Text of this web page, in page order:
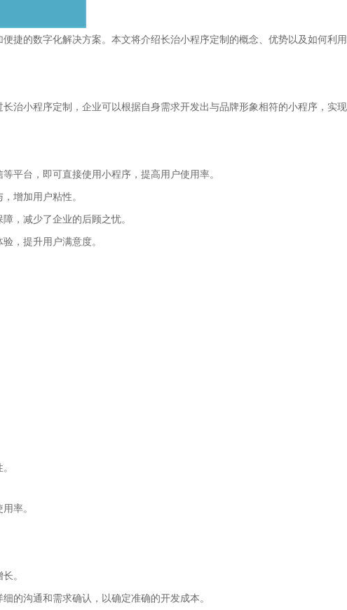
捷的数字化解决方案。本文将介绍长治小程序定制的概念、优势以及如何利用
治小程序定制，企业可以根据自身需求开发出与品牌形象相符的小程序，实现
平台，即可直接使用小程序，提高用户使用率。
增加用户粘性。
，减少了企业的后顾之忧。
，提升用户满意度。
率。
。
的沟通和需求确认，以确定准确的开发成本。